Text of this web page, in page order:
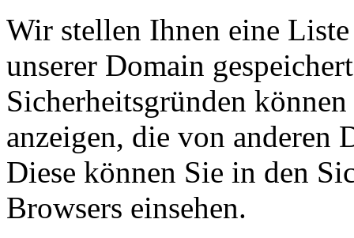
Wir stellen Ihnen eine
unserer Domain
Sicherheitsgründen
anzeigen, die von anderen
Diese können Sie in den
Browsers einsehen.